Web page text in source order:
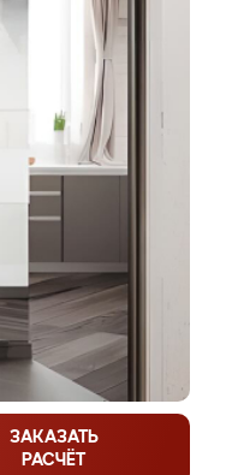
ЗАКАЗАТЬ
РАСЧЁТ